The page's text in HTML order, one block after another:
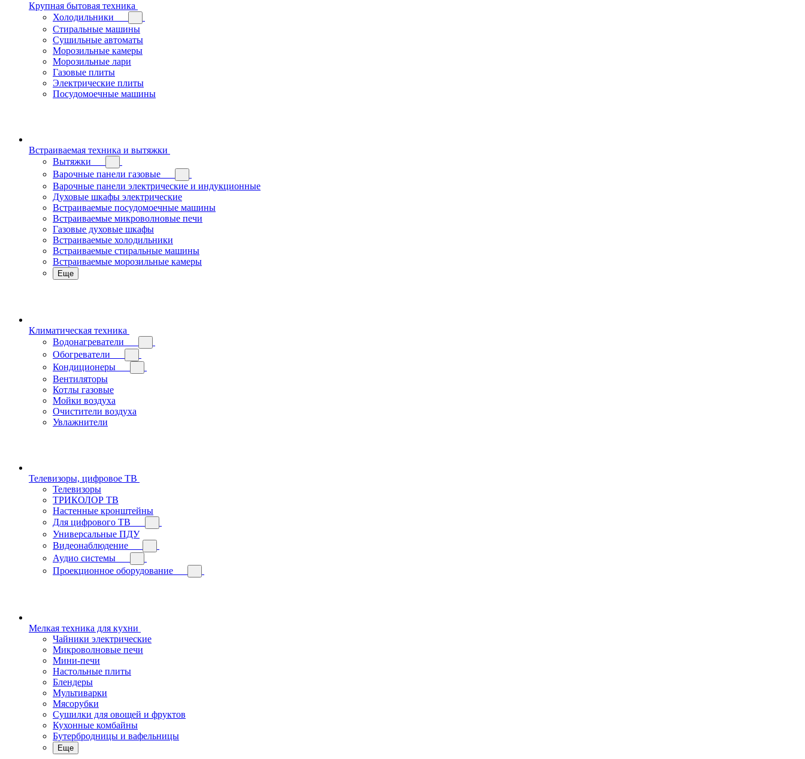
Крупная бытовая техника
Холодильники
Стиральные машины
Сушильные автоматы
Морозильные камеры
Морозильные лари
Газовые плиты
Электрические плиты
Посудомоечные машины
Встраиваемая техника и вытяжки
Вытяжки
Варочные панели газовые
Варочные панели электрические и индукционные
Духовые шкафы электрические
Встраиваемые посудомоечные машины
Встраиваемые микроволновые печи
Газовые духовые шкафы
Встраиваемые холодильники
Встраиваемые стиральные машины
Встраиваемые морозильные камеры
Еще
Климатическая техника
Водонагреватели
Обогреватели
Кондиционеры
Вентиляторы
Котлы газовые
Мойки воздуха
Очистители воздуха
Увлажнители
Телевизоры, цифровое ТВ
Телевизоры
ТРИКОЛОР ТВ
Настенные кронштейны
Для цифрового ТВ
Универсальные ПДУ
Видеонаблюдение
Аудио системы
Проекционное оборудование
Мелкая техника для кухни
Чайники электрические
Микроволновые печи
Мини-печи
Настольные плиты
Блендеры
Мультиварки
Мясорубки
Сушилки для овощей и фруктов
Кухонные комбайны
Бутербродницы и вафельницы
Еще